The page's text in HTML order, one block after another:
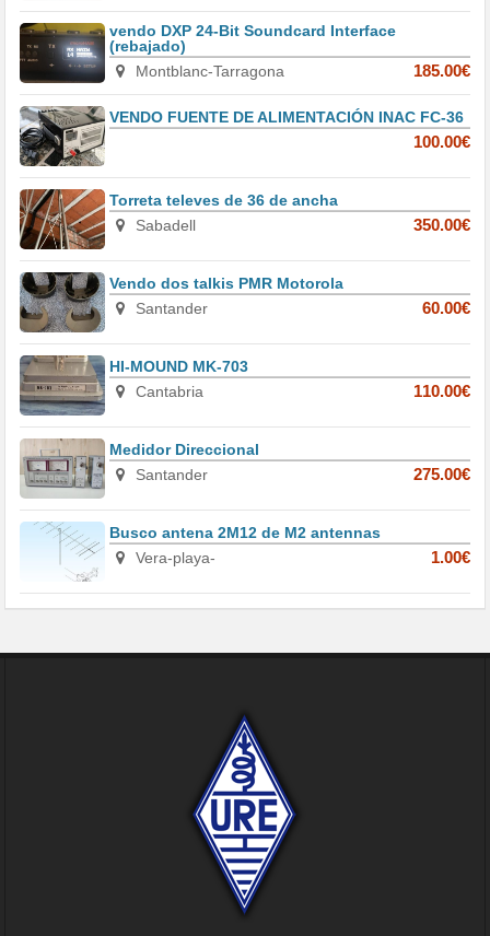
vendo DXP 24-Bit Soundcard Interface
(rebajado)
Montblanc-Tarragona
185.00€
VENDO FUENTE DE ALIMENTACIÓN INAC FC-36
100.00€
Torreta televes de 36 de ancha
Sabadell
350.00€
Vendo dos talkis PMR Motorola
Santander
60.00€
HI-MOUND MK-703
Cantabria
110.00€
Medidor Direccional
Santander
275.00€
Busco antena 2M12 de M2 antennas
Vera-playa-
1.00€